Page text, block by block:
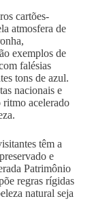
cartões-
atmosfera de
exemplos de
falésias
tons de azul.
nacionais e
ritmo acelerado
têm a
e
Patrimônio
regras rígidas
natural seja